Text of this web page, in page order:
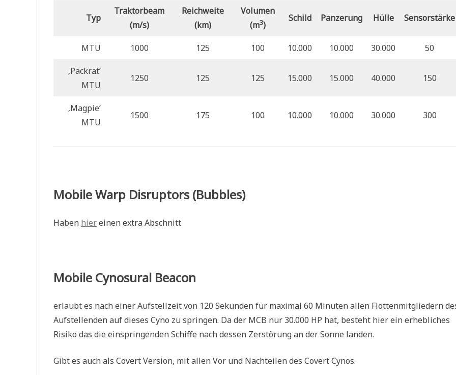
Typ
Traktorbeam
(m/s)
Reichweite
(km)
Volumen
(m3)
Schild Panzerung Hülle Sensorstärke
MTU 1000 125 100 10.000 10.000 30.000 50
‚Packrat‘
MTU
1250 125 125 15.000 15.000 40.000 150
‚Magpie‘
MTU
1500 175 100 10.000 10.000 30.000 300
Mobile Warp Disruptors (Bubbles)
Haben hiereinen extra Abschnitt
Mobile Cynosural Beacon
erlaubt es nach einer Aufstellzeit von 120 Sekunden für maximal 60 Minuten allen Flottenmitgliedern
Aufstellenden auf dieses Cyno zu springen. Da der MCB nur 30.000 HP hat, besteht hier ein erhebliches
Risiko das die einspringenden Schiffe nach dessen Zerstörung an der Sonne landen.
Gibt es auch als Covert Version, mit allen Vor und Nachteilen des Covert Cynos.